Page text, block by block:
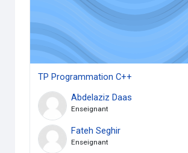
TP Programmation C++
Abdelaziz Daas
Enseignant
Fateh Seghir
Enseignant